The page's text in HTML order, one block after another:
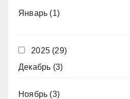
Январь (1)
2025 (29)
Декабрь (3)
Ноябрь (3)